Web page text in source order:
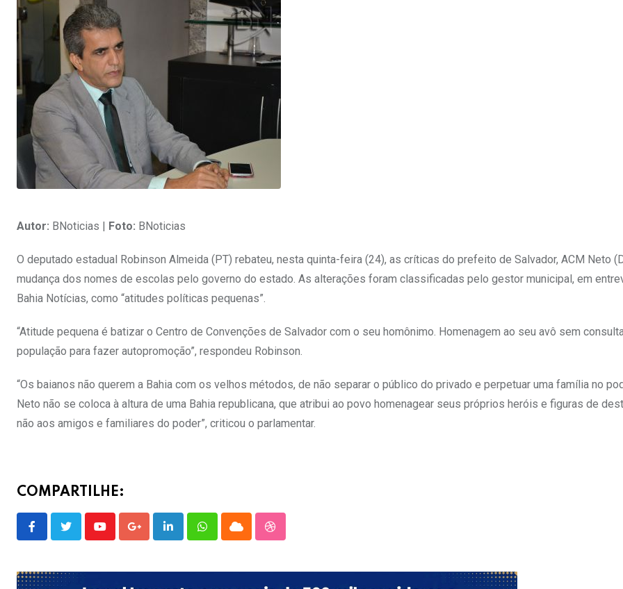
Autor: BNoticias | Foto: BNoticias
O deputado estadual Robinson Almeida (PT) rebateu, nesta quinta-feira (24), as críticas do prefeito de Salvador, ACM Neto
mudança dos nomes de escolas pelo governo do estado. As alterações foram classificadas pelo gestor municipal, em
Bahia Notícias, como “atitudes políticas pequenas”.
“Atitude pequena é batizar o Centro de Convenções de Salvador com o seu homônimo. Homenagem ao seu avô sem
população para fazer autopromoção”, respondeu Robinson.
“Os baianos não querem a Bahia com os velhos métodos, de não separar o público do privado e perpetuar uma família no
Neto não se coloca à altura de uma Bahia republicana, que atribui ao povo homenagear seus próprios heróis e figuras de
não aos amigos e familiares do poder”, criticou o parlamentar.
COMPARTILHE:
YoutubeGoogle+LinkedInWhatsappCloud StumbleUpon